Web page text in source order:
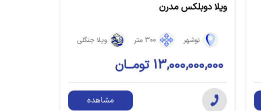
ویلا دوبلکس مدرن
نوشهر 300 متر ویلا جنگلی
13,000,000,000 تومــان
مشاهده